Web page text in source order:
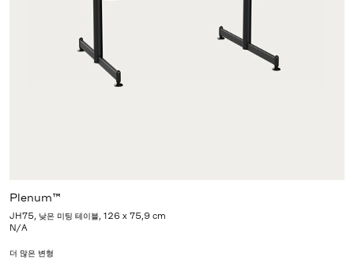
Plenum™
JH75, 낮은 미팅 테이블, 126 x 75,9 cm
N/A
더 많은 변형